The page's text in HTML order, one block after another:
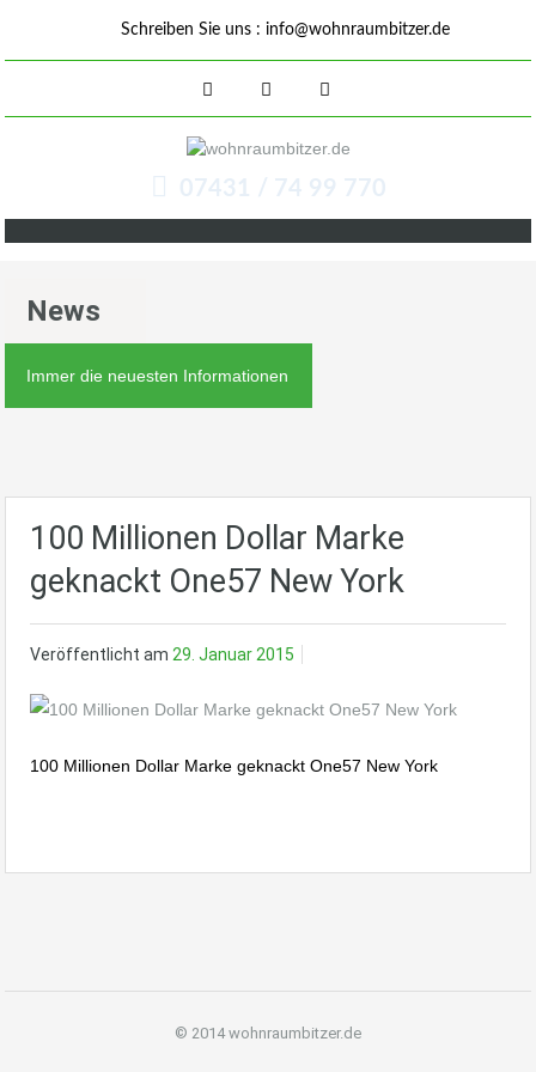
Schreiben Sie uns : info@wohnraumbitzer.de
07431 / 74 99 770
News
Immer die neuesten Informationen
100 Millionen Dollar Marke
geknackt One57 New York
Veröffentlicht am 29. Januar 2015
100 Millionen Dollar Marke geknackt One57 New York
© 2014 wohnraumbitzer.de